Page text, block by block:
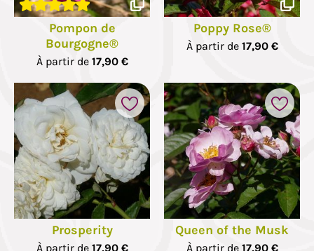
Pompon de
Bourgogne®
À partir de 17,90 €
Poppy Rose®
À partir de 17,90 €
Prosperity
À partir de 17,90 €
Queen of the Musk
À partir de 17,90 €